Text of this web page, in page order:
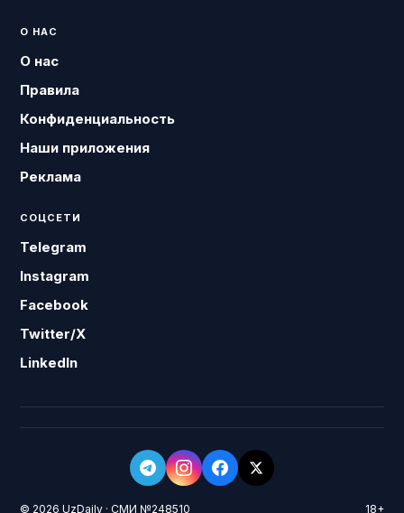
О НАС
О нас
Правила
Конфиденциальность
Наши приложения
Реклама
СОЦСЕТИ
Telegram
Instagram
Facebook
Twitter/X
LinkedIn
© 2026 UzDaily · СМИ №248510 18+